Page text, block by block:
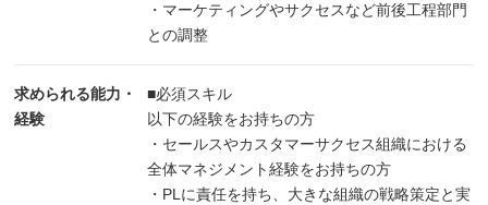
・マーケティングやサクセスなど前後工程部門
との調整
求められる能力・
経験
■必須スキル
以下の経験をお持ちの方
・セールスやカスタマーサクセス組織における
全体マネジメント経験をお持ちの方
・PLに責任を持ち、大きな組織の戦略策定と実